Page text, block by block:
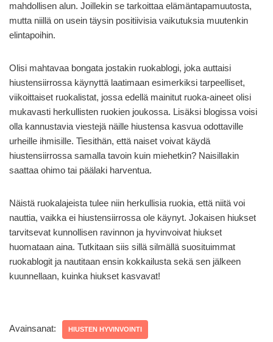
mahdollisen alun. Joillekin se tarkoittaa elämäntapamuutosta,
mutta niillä on usein täysin positiivisia vaikutuksia muutenkin
elintapoihin.
Olisi mahtavaa bongata jostakin ruokablogi, joka auttaisi
hiustensiirrossa käynyttä laatimaan esimerkiksi tarpeelliset,
viikoittaiset ruokalistat, jossa edellä mainitut ruoka-aineet olisi
mukavasti herkullisten ruokien joukossa. Lisäksi blogissa voisi
olla kannustavia viestejä näille hiustensa kasvua odottaville
urheille ihmisille. Tiesithän, että naiset voivat käydä
hiustensiirrossa samalla tavoin kuin miehetkin? Naisillakin
saattaa ohimo tai päälaki harventua.
Näistä ruokalajeista tulee niin herkullisia ruokia, että niitä voi
nauttia, vaikka ei hiustensiirrossa ole käynyt. Jokaisen hiukset
tarvitsevat kunnollisen ravinnon ja hyvinvoivat hiukset
huomataan aina. Tutkitaan siis sillä silmällä suosituimmat
ruokablogit ja nautitaan ensin kokkailusta sekä sen jälkeen
kuunnellaan, kuinka hiukset kasvavat!
Avainsanat: HIUSTEN HYVINVOINTI